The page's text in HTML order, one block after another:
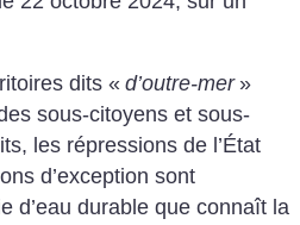
dits « d’outre-mer »
sous-citoyens et sous-
les répressions de l’État
d’exception sont
d’eau durable que connaît la